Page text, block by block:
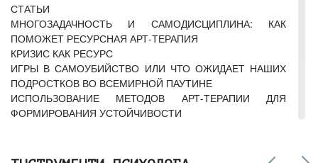
СТАТЬИ
МНОГОЗАДАЧНОСТЬ И САМОДИСЦИПЛИНА: КАК
ПОМОЖЕТ РЕСУРСНАЯ АРТ-ТЕРАПИЯ
КРИЗИС КАК РЕСУРС
ИГРЫ В САМОУБИЙСТВО ИЛИ ЧТО ОЖИДАЕТ НАШИХ
ПОДРОСТКОВ ВО ВСЕМИРНОЙ ПАУТИНЕ
ИСПОЛЬЗОВАНИЕ МЕТОДОВ АРТ-ТЕРАПИИ ДЛЯ
ФОРМИРОВАНИЯ УСТОЙЧИВОСТИ
ОБЪЯВЛЕНИЯ